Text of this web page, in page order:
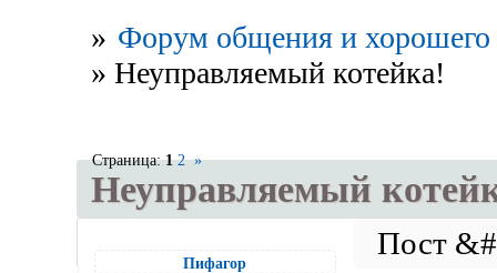
» Форум общения и хорошего
» Неуправляемый котейка!
Неуправляемый
Страница:1 2 »
Пифагор